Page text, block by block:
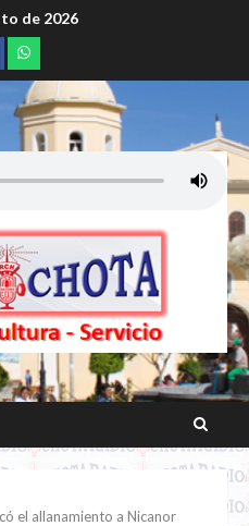
de 2026
whatsapp
el allanamiento a Nicanor